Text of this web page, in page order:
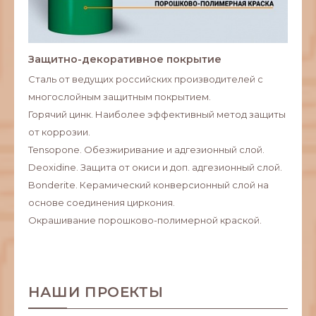
Защитно-декоративное покрытие
Сталь от ведущих российских производителей с
многослойным защитным покрытием.
Горячий цинк. Наиболее эффективный метод защиты
от коррозии.
Tensopone. Обезжиривание и адгезионный слой.
Deoxidine. Защита от окиси и доп. адгезионный слой.
Bonderite. Керамический конверсионный слой на
основе соединения циркония.
Окрашивание порошково-полимерной краской.
НАШИ ПРОЕКТЫ